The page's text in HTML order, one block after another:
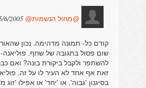
@מחול הנשמות@ 2005 18:03:15
קודם כל- תמונה מדהימה. נכון
שום פסול בתגובה של שחף.
להשתפר ולקבל ביקורת בונה? ואם
זאת אף אחד לא העיר לו על זה.
בסיגנון 'גבוה', או 'יחד' או אפילו